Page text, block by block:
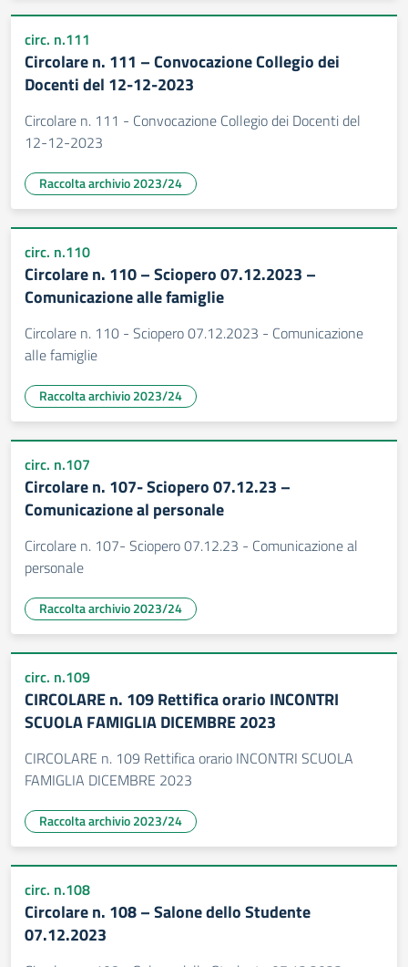
circ. n.111
Circolare n. 111 – Convocazione Collegio dei
Docenti del 12-12-2023
Circolare n. 111 - Convocazione Collegio dei Docenti del
12-12-2023
Raccolta archivio 2023/24
circ. n.110
Circolare n. 110 – Sciopero 07.12.2023 –
Comunicazione alle famiglie
Circolare n. 110 - Sciopero 07.12.2023 - Comunicazione
alle famiglie
Raccolta archivio 2023/24
circ. n.107
Circolare n. 107- Sciopero 07.12.23 –
Comunicazione al personale
Circolare n. 107- Sciopero 07.12.23 - Comunicazione al
personale
Raccolta archivio 2023/24
circ. n.109
CIRCOLARE n. 109 Rettifica orario INCONTRI
SCUOLA FAMIGLIA DICEMBRE 2023
CIRCOLARE n. 109 Rettifica orario INCONTRI SCUOLA
FAMIGLIA DICEMBRE 2023
Raccolta archivio 2023/24
circ. n.108
Circolare n. 108 – Salone dello Studente
07.12.2023